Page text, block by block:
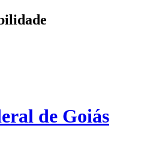
de Goiás